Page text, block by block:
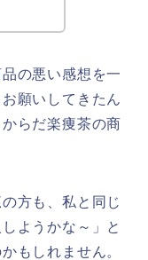
の悪い感想を一
願いしてきたん
らだ楽痩茶の商
方も、私と同じ
ようかな～」と
もしれません。